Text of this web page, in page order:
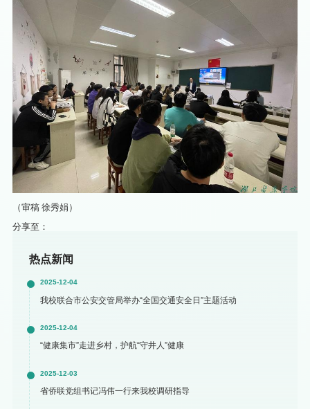
（审稿 徐秀娟）
分享至：
热点新闻
2025-12-04
我校联合市公安交管局举办“全国交通安全日”主题活动
2025-12-04
“健康集市”走进乡村，护航“守井人”健康
2025-12-03
省侨联党组书记冯伟一行来我校调研指导